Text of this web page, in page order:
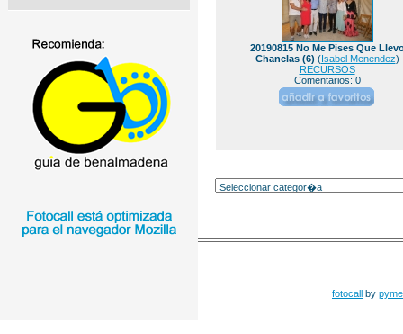
20190815 No Me Pises Que
Chanclas (6) (Isabel Menendez)
RECURSOS
Comentarios: 0
fotocall by